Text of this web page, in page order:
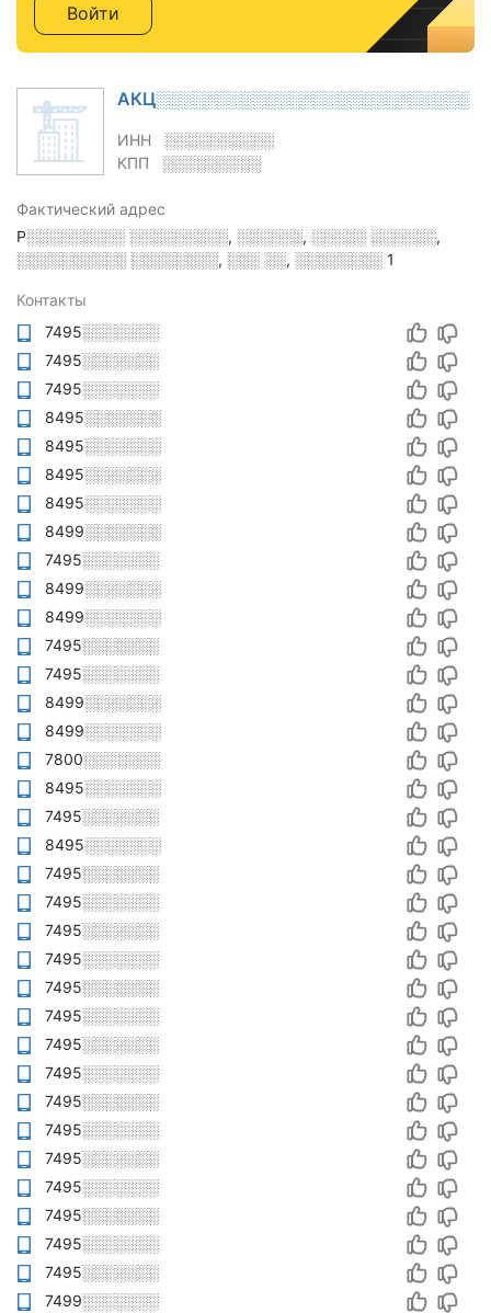
Войти
АКЦ░░░░░░░░░░░░░░░░░░░░░░░░░░
ИНН
░░░░░░░░░░
КПП
░░░░░░░░░
Фактический адрес
Р░░░░░░░░░ ░░░░░░░░░, ░░░░░░, ░░░░░ ░░░░░░,
░░░░░░░░░░ ░░░░░░░░, ░░░ ░░, ░░░░░░░░ 1
Контакты
7495░░░░░░░
7495░░░░░░░
7495░░░░░░░
8495░░░░░░░
8495░░░░░░░
8495░░░░░░░
8495░░░░░░░
8499░░░░░░░
7495░░░░░░░
8499░░░░░░░
8499░░░░░░░
7495░░░░░░░
7495░░░░░░░
8499░░░░░░░
8499░░░░░░░
7800░░░░░░░
8495░░░░░░░
7495░░░░░░░
8495░░░░░░░
7495░░░░░░░
7495░░░░░░░
7495░░░░░░░
7495░░░░░░░
7495░░░░░░░
7495░░░░░░░
7495░░░░░░░
7495░░░░░░░
7495░░░░░░░
7495░░░░░░░
7495░░░░░░░
7495░░░░░░░
7495░░░░░░░
7495░░░░░░░
7495░░░░░░░
7499░░░░░░░